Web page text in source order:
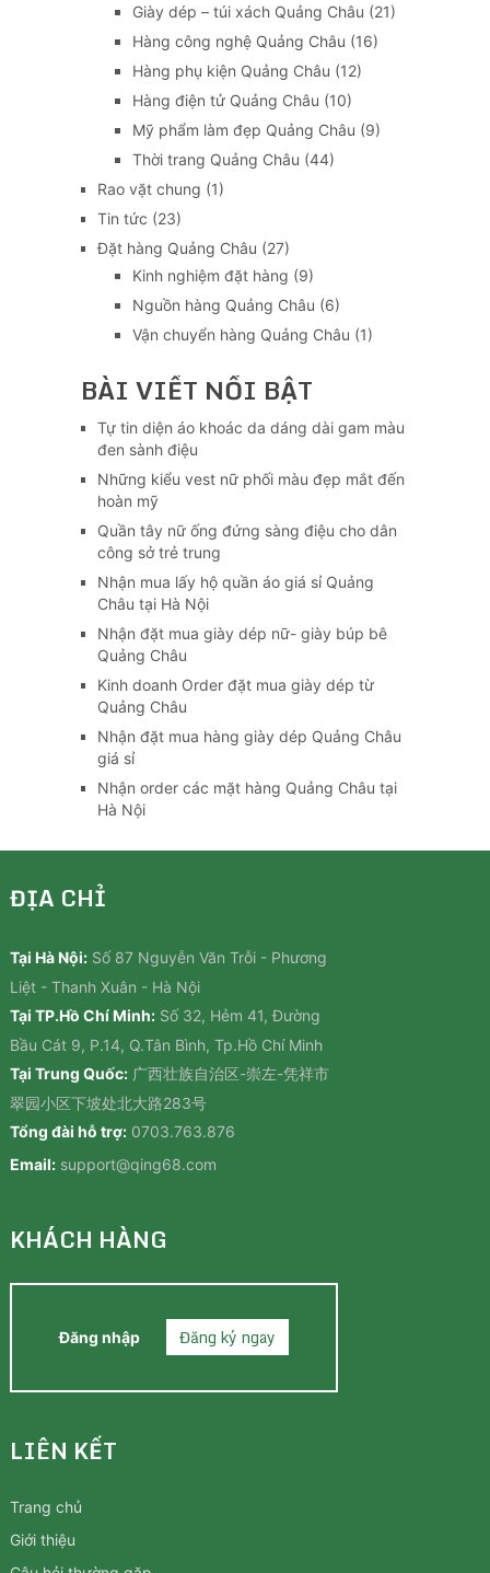
Giày dép – túi xách Quảng Châu (21)
Hàng công nghệ Quảng Châu (16)
Hàng phụ kiện Quảng Châu (12)
Hàng điện tử Quảng Châu (10)
Mỹ phẩm làm đẹp Quảng Châu (9)
Thời trang Quảng Châu (44)
Rao vặt chung (1)
Tin tức (23)
Đặt hàng Quảng Châu (27)
Kinh nghiệm đặt hàng (9)
Nguồn hàng Quảng Châu (6)
Vận chuyển hàng Quảng Châu (1)
BÀI VIẾT NỔI BẬT
Tự tin diện áo khoác da dáng dài gam màu
đen sành điệu
Những kiểu vest nữ phối màu đẹp mắt đến
hoàn mỹ
Quần tây nữ ống đứng sàng điệu cho dân
công sở trẻ trung
Nhận mua lấy hộ quần áo giá sỉ Quảng
Châu tại Hà Nội
Nhận đặt mua giày dép nữ- giày búp bê
Quảng Châu
Kinh doanh Order đặt mua giày dép từ
Quảng Châu
Nhận đặt mua hàng giày dép Quảng Châu
giá sỉ
Nhận order các mặt hàng Quảng Châu tại
Hà Nội
ĐỊA CHỈ
Tại Hà Nội:Số 87 Nguyễn Văn Trỗi - Phương
Liệt - Thanh Xuân - Hà Nội
Tại TP.Hồ Chí Minh:Số 32, Hẻm 41, Đường
Bầu Cát 9, P.14, Q.Tân Bình, Tp.Hồ Chí Minh
Tại Trung Quốc:广西壮族自治区-崇左-凭祥市
翠园小区下坡处北大路283号
Tổng đài hỗ trợ:0703.763.876
Email: support@qing68.com
KHÁCH HÀNG
Đăng nhập Đăng ký ngay
LIÊN KẾT
Trang chủ
Giới thiệu